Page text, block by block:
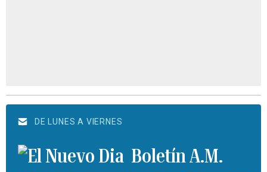
DE LUNES A VIERNES
Boletín A.M.